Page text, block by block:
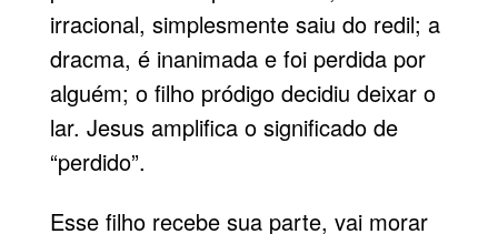
irracional, simplesmente saiu do redil; a
dracma, é inanimada e foi perdida por
alguém; o filho pródigo decidiu deixar o
lar. Jesus amplifica o significado de
“perdido”.
Esse filho recebe sua parte, vai morar